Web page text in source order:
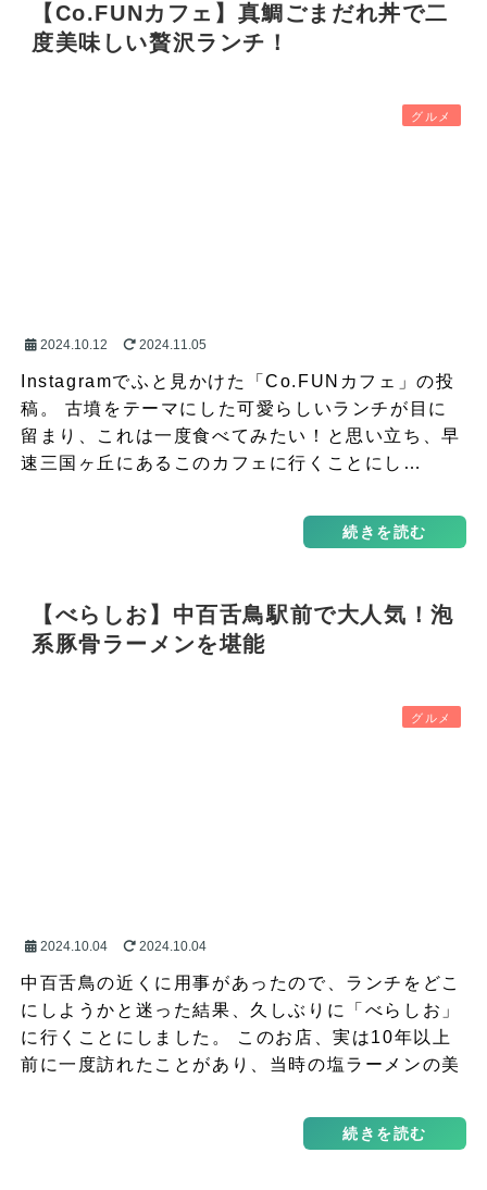
【Co.FUNカフェ】真鯛ごまだれ丼で二
度美味しい贅沢ランチ！
グルメ
2024.10.12 2024.11.05
Instagramでふと見かけた「Co.FUNカフェ」の投
稿。 古墳をテーマにした可愛らしいランチが目に
留まり、これは一度食べてみたい！と思い立ち、早
速三国ヶ丘にあるこのカフェに行くことにし…
続きを読む
【べらしお】中百舌鳥駅前で大人気！泡
系豚骨ラーメンを堪能
グルメ
2024.10.04 2024.10.04
中百舌鳥の近くに用事があったので、ランチをどこ
にしようかと迷った結果、久しぶりに「べらしお」
に行くことにしました。 このお店、実は10年以上
前に一度訪れたことがあり、当時の塩ラーメンの美
続きを読む